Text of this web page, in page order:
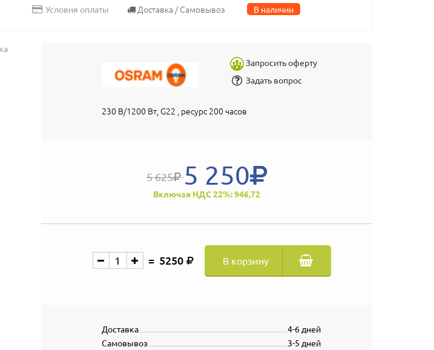
Условия оплаты Доставка / Самовывоз В наличии
Запросить оферту
Задать вопрос
230 В/1200 Вт, G22 , ресурс 200 часов
5 625 5 250
Включая НДС 22%: 946,72
5250 В корзину
4-6 дней
Доставка
3-5 дней
Самовывоз